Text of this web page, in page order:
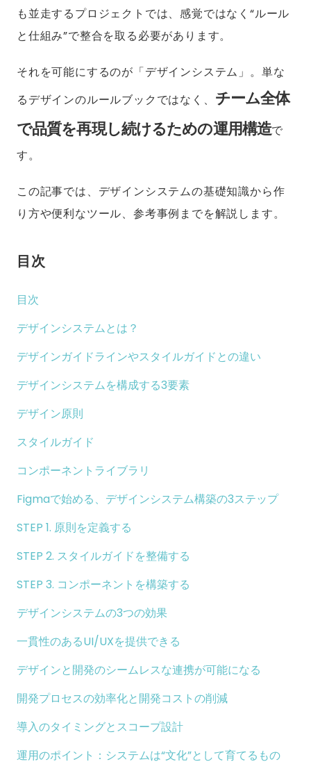
も並走するプロジェクトでは、感覚ではなく“ルール
と仕組み”で整合を取る必要があります。
それを可能にするのが「デザインシステム」。単な
るデザインのルールブックではなく、 チーム全体
で品質を再現し続けるための運用構造で
す。
この記事では、デザインシステムの基礎知識から作
り方や便利なツール、参考事例までを解説します。
目次
目次
デザインシステムとは？
デザインガイドラインやスタイルガイドとの違い
デザインシステムを構成する3要素
デザイン原則
スタイルガイド
コンポーネントライブラリ
Figmaで始める、デザインシステム構築の3ステップ
STEP 1. 原則を定義する
STEP 2. スタイルガイドを整備する
STEP 3. コンポーネントを構築する
デザインシステムの3つの効果
一貫性のあるUI/UXを提供できる
デザインと開発のシームレスな連携が可能になる
開発プロセスの効率化と開発コストの削減
導入のタイミングとスコープ設計
運用のポイント：システムは“文化”として育てるもの